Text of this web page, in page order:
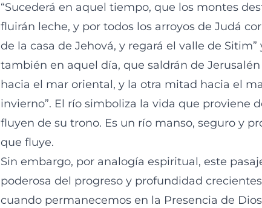
“Sucederá en aquel tiempo, que los montes
fluirán leche, y por todos los arroyos de Judá
de la casa de Jehová, y regará el valle de Sitim”
también en aquel día, que saldrán de
hacia el mar oriental, y la otra mitad hacia el
invierno”. El río simboliza la vida que proviene
fluyen de su trono. Es un río manso, seguro y
que fluye.
Sin embargo, por analogía espiritual, este
poderosa del progreso y profundidad
cuando permanecemos en la Presencia de